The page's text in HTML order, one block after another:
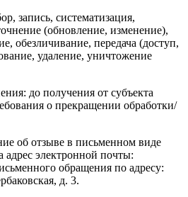
запись, систематизация,
(обновление, изменение),
обезличивание, передача (доступ,
удаление, уничтожение
до получения от субъекта
о прекращении обработки/
об отзыве в письменном виде
адрес электронной почты:
обращения по адресу:
д. 3.